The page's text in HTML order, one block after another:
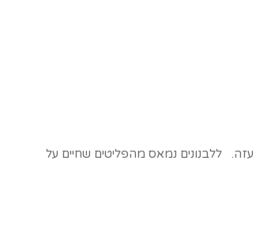
ללבנונים נמאס מהפליטים שחיים על